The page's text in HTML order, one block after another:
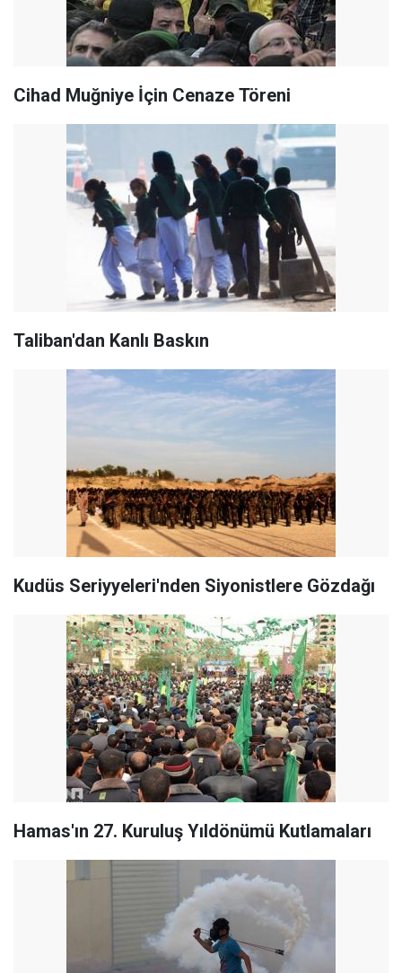
Cihad Muğniye İçin Cenaze Töreni
Taliban'dan Kanlı Baskın
Kudüs Seriyyeleri'nden Siyonistlere Gözdağı
Hamas'ın 27. Kuruluş Yıldönümü Kutlamaları